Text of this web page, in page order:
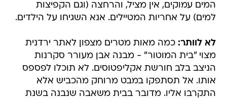
המים עמוקים, אין מציל, והרחצה (וגם הקפיצות
למים) על אחריות המטיילים. אנא השגיחו על הילדים.
לא לוותר: כמה מאות מטרים מצפון לאתר ירדנית
מצוי "בית המוטור" - מבנה אבן מעורר סקרנות
הניצב בלב חורשת אקליפטוסים. לא תוכלו לפספס
אותו. אל תסתפקו במבט מרוחק מהכביש אלא
התקרבו אליו. מדובר בבית משאבה שנבנה בשנת